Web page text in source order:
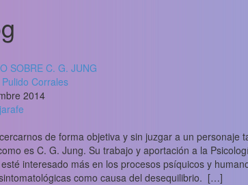
SOBRE C. G. JUNG
Corrales
2014
de forma objetiva y sin juzgar a un personaje
es C. G. Jung. Su trabajo y aportación a la
interesado más en los procesos psíquicos y
como causa del desequilibrio. […]